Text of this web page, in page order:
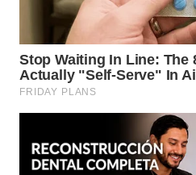
membros especializados
seres vivos dentro de uma
histórica evolutiva bastante